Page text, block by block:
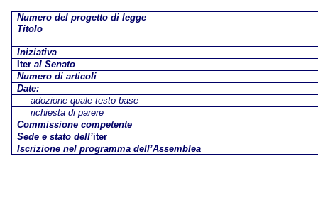
Numero del progetto di legge
Titolo
Iniziativa
Iter al Senato
Numero di articoli
Date:
adozione quale testo base
richiesta di parere
Commissione competente
Sede e stato dell’iter
Iscrizione nel programma dell’Assemblea